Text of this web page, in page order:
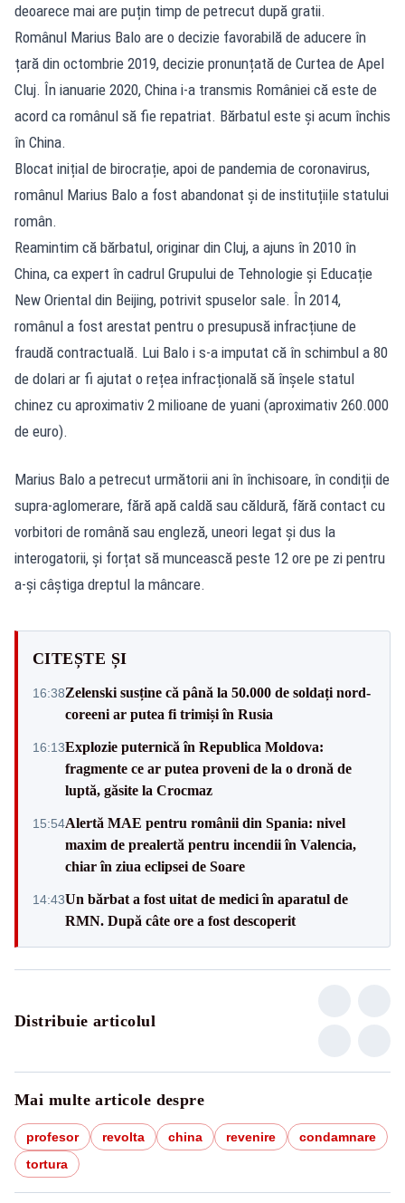
deoarece mai are puțin timp de petrecut după gratii.
Românul Marius Balo are o decizie favorabilă de aducere în
țară din octombrie 2019, decizie pronunțată de Curtea de Apel
Cluj. În ianuarie 2020, China i-a transmis României că este de
acord ca românul să fie repatriat. Bărbatul este și acum închis
în China.
Blocat inițial de birocrație, apoi de pandemia de coronavirus,
românul Marius Balo a fost abandonat și de instituțiile statului
român.
Reamintim că bărbatul, originar din Cluj, a ajuns în 2010 în
China, ca expert în cadrul Grupului de Tehnologie și Educație
New Oriental din Beijing, potrivit spuselor sale. În 2014,
românul a fost arestat pentru o presupusă infracțiune de
fraudă contractuală. Lui Balo i s-a imputat că în schimbul a 80
de dolari ar fi ajutat o rețea infracțională să înșele statul
chinez cu aproximativ 2 milioane de yuani (aproximativ 260.000
de euro).
Marius Balo a petrecut următorii ani în închisoare, în condiții de
supra-aglomerare, fără apă caldă sau căldură, fără contact cu
vorbitori de română sau engleză, uneori legat și dus la
interogatorii, și forțat să muncească peste 12 ore pe zi pentru
a-și câștiga dreptul la mâncare.
CITEȘTE ȘI
16:38Zelenski susține că până la 50.000 de soldați nord-
coreeni ar putea fi trimiși în Rusia
16:13Explozie puternică în Republica Moldova:
fragmente ce ar putea proveni de la o dronă de
luptă, găsite la Crocmaz
15:54Alertă MAE pentru românii din Spania: nivel
maxim de prealertă pentru incendii în Valencia,
chiar în ziua eclipsei de Soare
14:43Un bărbat a fost uitat de medici în aparatul de
RMN. După câte ore a fost descoperit
Distribuie articolul
Mai multe articole despre
profesor revolta china revenire
condamnare
tortura